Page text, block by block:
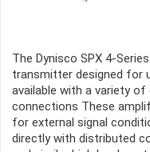
The Dynisco SPX 4-
transmitter designed for
available with a variety
connections These
for external signal
directly with distributed